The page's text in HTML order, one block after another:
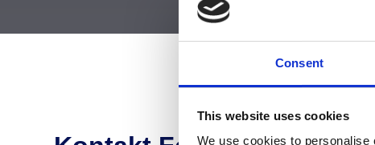
Consent
This website uses cookies
We use cookies to